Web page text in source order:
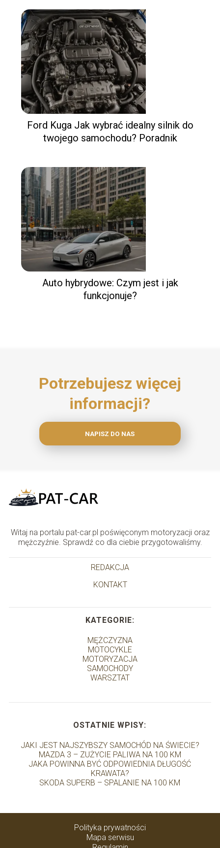
Ford Kuga Jak wybrać idealny silnik do
twojego samochodu? Poradnik
Auto hybrydowe: Czym jest i jak
funkcjonuje?
Potrzebujesz więcej
informacji?
NAPISZ DO NAS
Witaj na portalu pat-car.pl poświęconym motoryzacji oraz
mężczyźnie. Sprawdź co dla ciebie przygotowaliśmy.
REDAKCJA
KONTAKT
KATEGORIE:
MĘŻCZYZNA
MOTOCYKLE
MOTORYZACJA
SAMOCHODY
WARSZTAT
OSTATNIE WPISY:
JAKI JEST NAJSZYBSZY SAMOCHÓD NA ŚWIECIE?
MAZDA 3 – ZUŻYCIE PALIWA NA 100 KM
JAKA POWINNA BYĆ ODPOWIEDNIA DŁUGOŚĆ
KRAWATA?
SKODA SUPERB – SPALANIE NA 100 KM
Polityka prywatności
Mapa serwisu